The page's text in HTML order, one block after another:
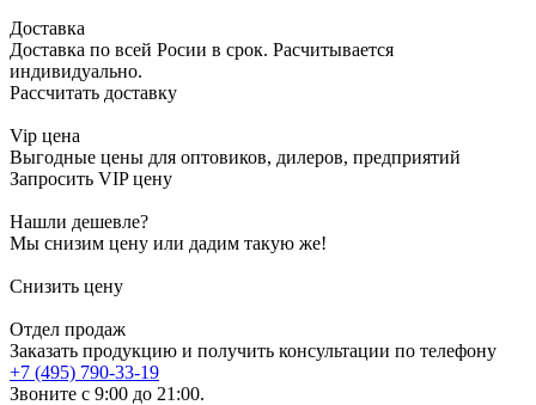
Доставка
Доставка по всей Росии в срок. Расчитывается
индивидуально.
Рассчитать доставку
Vip цена
Выгодные цены для оптовиков, дилеров, предприятий
Запросить VIP цену
Нашли дешевле?
Мы снизим цену или дадим такую же!
Снизить цену
Отдел продаж
Заказать продукцию и получить консультации по телефону
+7 (495) 790-33-19
Звоните с 9:00 до 21:00.